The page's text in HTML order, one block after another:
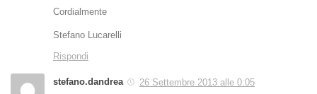
Cordialmente
Stefano Lucarelli
Rispondi
stefano.dandrea
26 Settembre 2013 alle 0:05